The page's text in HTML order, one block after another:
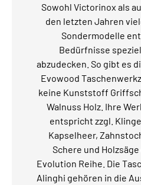
Sowohl Victorinox als
den letzten Jahren
Sondermodelle
Bedürfnisse
abzudecken. So gibt es
Evowood
keine Kunststoff
Walnuss Holz. Ihre
entspricht zzgl.
Kapselheer,
Schere und
Evolution Reihe. Die
Alinghi gehören in die